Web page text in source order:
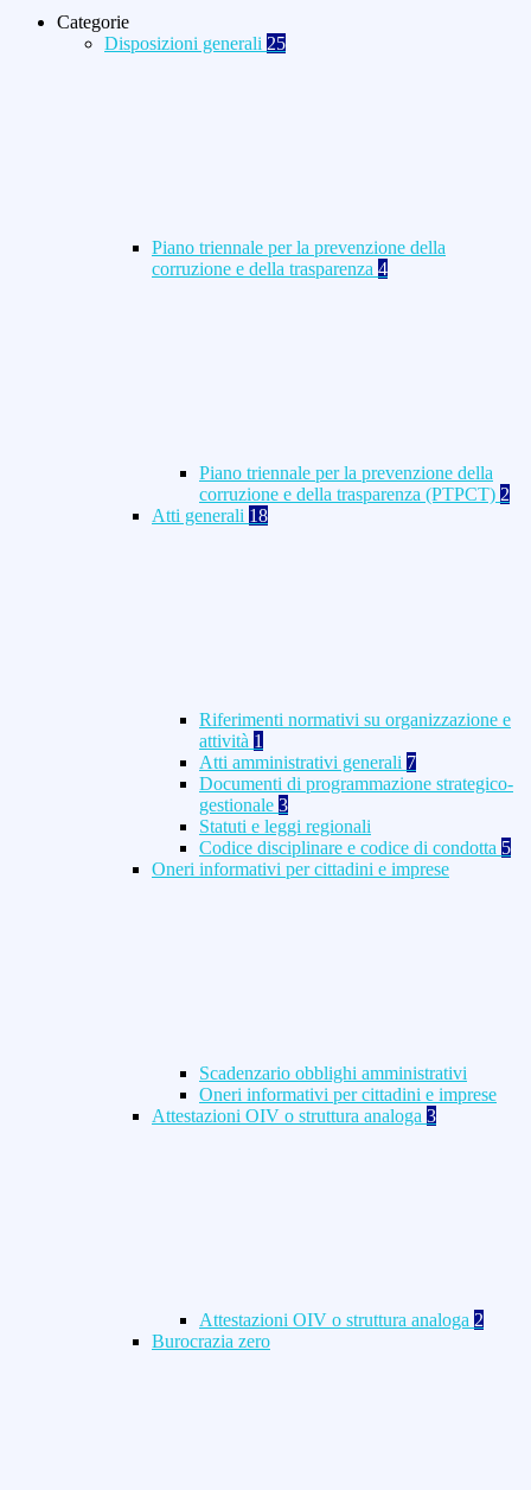
Categorie
Disposizioni generali 25
Piano triennale per la prevenzione della
corruzione e della trasparenza 4
Piano triennale per la prevenzione della
corruzione e della trasparenza (PTPCT) 2
Atti generali 18
Riferimenti normativi su organizzazione e
attività 1
Atti amministrativi generali 7
Documenti di programmazione strategico-
gestionale 3
Statuti e leggi regionali
Codice disciplinare e codice di condotta 5
Oneri informativi per cittadini e imprese
Scadenzario obblighi amministrativi
Oneri informativi per cittadini e imprese
Attestazioni OIV o struttura analoga 3
Attestazioni OIV o struttura analoga 2
Burocrazia zero